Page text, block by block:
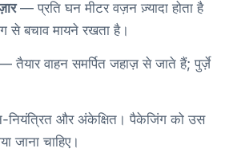
— प्रति घन मीटर वज़न ज़्यादा होता है
से बचाव मायने रखता है।
तैयार वाहन समर्पित जहाज़ से जाते हैं; पुर्ज़े
नियंत्रित और अंकेक्षित। पैकेजिंग को उस
जाना चाहिए।